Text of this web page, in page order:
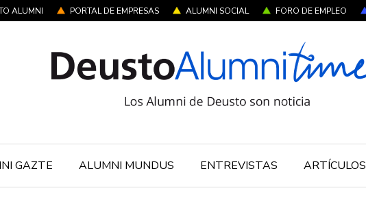
ALUMNI PORTAL DE EMPRESAS ALUMNI SOCIAL FORO DE EMPLEO
GAZTE ALUMNI MUNDUS ENTREVISTAS ARTÍCULOS